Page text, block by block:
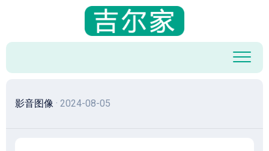
容
影音图像 · 2024-08-05